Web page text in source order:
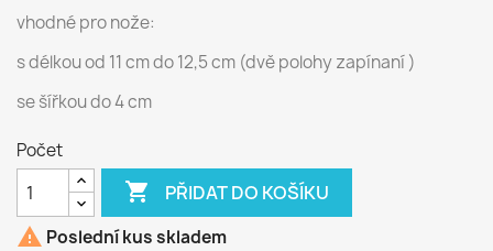
vhodné pro nože:
s délkou od 11 cm do 12,5 cm (dvě polohy zapínaní )
se šířkou do 4 cm
Počet
 PŘIDAT DO KOŠÍKU
 Poslední kus skladem